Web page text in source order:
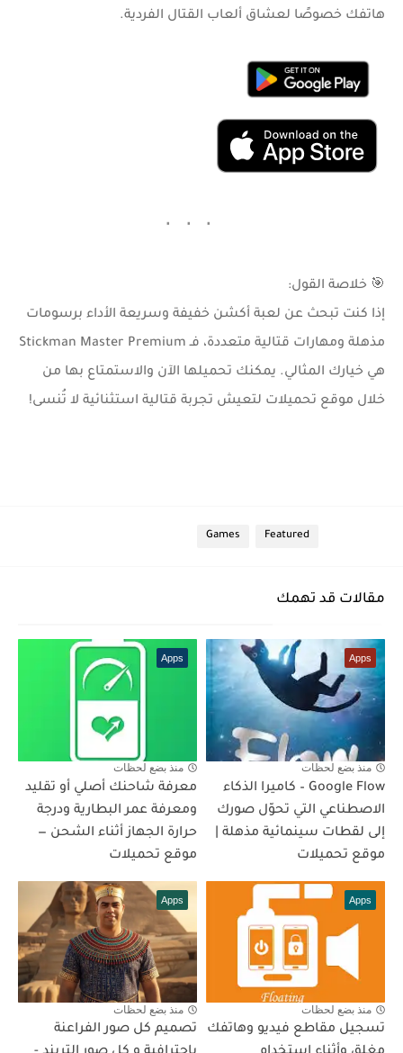
هاتفك خصوصًا لعشاق ألعاب القتال الفردية.
🎯 خلاصة القول:
إذا كنت تبحث عن لعبة أكشن خفيفة وسريعة الأداء برسومات
مذهلة ومهارات قتالية متعددة، فـ Stickman Master Premium
هي خيارك المثالي. يمكنك تحميلها الآن والاستمتاع بها من
خلال موقع تحميلات لتعيش تجربة قتالية استثنائية لا تُنسى!
Featured
Games
مقالات قد تهمك
Apps
منذ بضع لحظات
Google Flow – كاميرا الذكاء
الاصطناعي التي تحوّل صورك
إلى لقطات سينمائية مذهلة |
موقع تحميلات
Apps
منذ بضع لحظات
معرفة شاحنك أصلي أو تقليد
ومعرفة عمر البطارية ودرجة
حرارة الجهاز أثناء الشحن —
موقع تحميلات
Apps
منذ بضع لحظات
تسجيل مقاطع فيديو وهاتفك
Apps
منذ بضع لحظات
تصميم كل صور الفراعنة